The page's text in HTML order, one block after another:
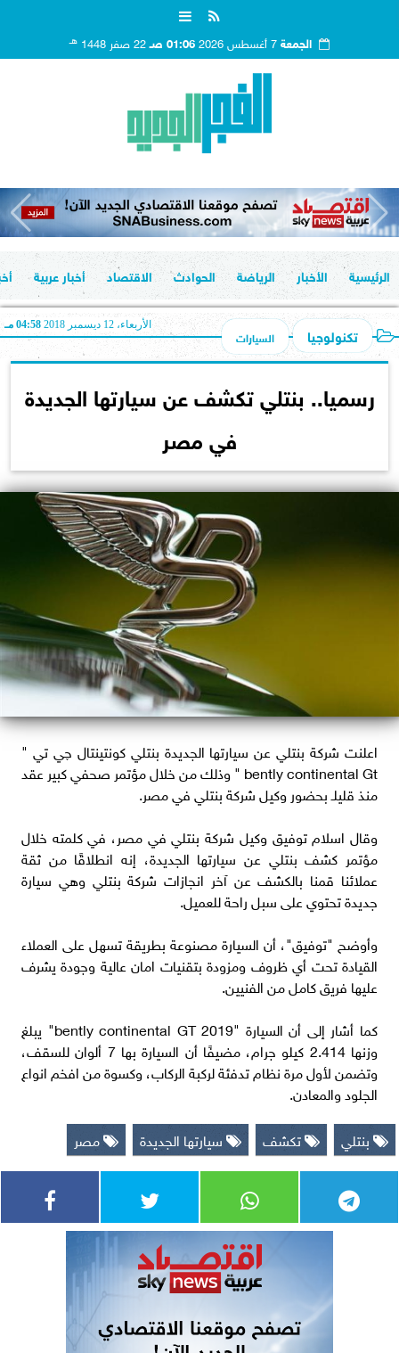
الجمعة 01:06 صـ 22 صفر 1448 هـ
الرئيسية الأخبار الرياضة الحوادث الاقتصاد أخبار عربية
تكنولوجيا السيارات
الأربعاء، 12 ديسمبر 2018 04:58 مـ
رسميا.. بنتلي تكشف عن سيارتها الجديدة
في مصر
اعلنت شركة بنتلي عن سيارتها الجديدة بنتلي كونتينتال چي تي "
bently continental Gt " وذلك من خلال مؤتمر صحفي كبير عقد
منذ قليلـ بحضور وكيل شركة بنتلي في مصر.
وقال اسلام توفيق وكيل شركة بنتلي في مصر، في كلمته خلال
مؤتمر كشف بنتلي عن سيارتها الجديدة، إنه انطلاقًا من ثقة
عملائنا قمنا بالكشف عن آخر انجازات شركة بنتلي وهي سيارة
جديدة تحتوي على سبل راحة للعميل.
وأوضح "توفيق"، أن السيارة مصنوعة بطريقة تسهل على العملاء
القيادة تحت أي ظروف ومزودة بتقنيات امان عالية وجودة يشرف
عليها فريق كامل من الفنيين.
كما أشار إلى أن السيارة "bently continental GT 2019" يبلغ
وزنها 2.414 كيلو جرام، مضيفًا أن السيارة بها 7 ألوان للسقف،
وتضمن لأول مرة نظام تدفئة لركبة الركاب، وكسوة من افخم انواع
الجلود والمعادن.
بنتلي
تكشف سيارتها الجديدة مصر